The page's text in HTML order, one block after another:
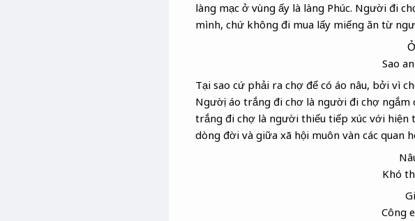
làng mạc ở vùng ấy là làng Phúc. Người đi
mình, chứ không đi mua lấy miếng ăn từ
Sao
Tại sao cứ phải ra chợ để có áo nâu, bởi vì
Ngườị áo trắng đi chơ là người đi chợ ngắm
trắng đi chợ là người thiếu tiếp xúc với hiện
dòng đời và giữa xã hội muôn vàn các quan
Khó
Công